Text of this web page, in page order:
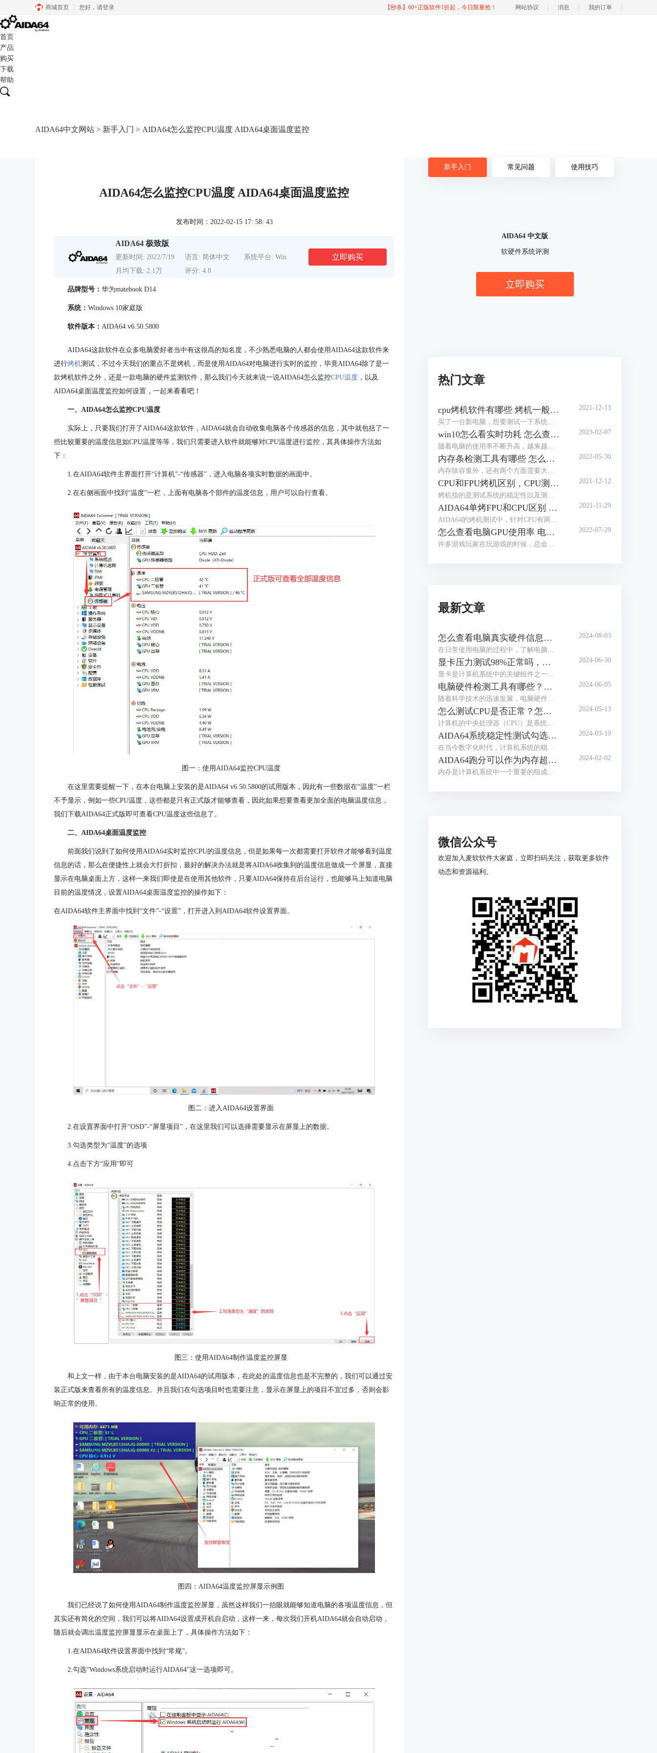
商城首页 您好， 请登录 【秒杀】60+正版软件1折起，今日限量抢！ 网站协议 消息 我的订单
首页
产品
购买
下载
帮助
AIDA64中文网站 > 新手入门 > AIDA64怎么监控CPU温度 AIDA64桌面温度监控
AIDA64怎么监控CPU温度 AIDA64桌面温度监控
发布时间：2022-02-15 17: 58: 43
AIDA64 极致版
更新时间: 2022/7/19 语言: 简体中文
系统平台: Win
月均下载: 2.1万
评分: 4.8
立即购买
品牌型号： 华为matebook D14
系统： Windows 10家庭版
软件版本： AIDA64 v6.50.5800
AIDA64这款软件在众多电脑爱好者当中有这很高的知名度，不少熟悉电脑的人都会使用AIDA64这款软件来
进行烤机测试，不过今天我们的重点不是烤机，而是使用AIDA64对电脑进行实时的监控，毕竟AIDA64除了是一
款烤机软件之外，还是一款电脑的硬件监测软件，那么我们今天就来说一说AIDA64怎么监控CPU温度 ，以及
AIDA64桌面温度监控如何设置，一起来看看吧！
一、AIDA64怎么监控CPU温度
实际上，只要我们打开了AIDA64这款软件，AIDA64就会自动收集电脑各个传感器的信息，其中就包括了一
些比较重要的温度信息如CPU温度等等，我们只需要进入软件就能够对CPU温度进行监控，其具体操作方法如
下：
1.在AIDA64软件主界面打开“计算机”-“传感器”，进入电脑各项实时数据的画面中。
2.在右侧画面中找到“温度”一栏，上面有电脑各个部件的温度信息，用户可以自行查看。
图一：使用AIDA64监控CPU温度
在这里需要提醒一下，在本台电脑上安装的是AIDA64 v6.50.5800的试用版本，因此有一些数据在“温度”一栏
不予显示，例如一些CPU温度，这些都是只有正式版才能够查看，因此如果想要查看更加全面的电脑温度信息，
我们下载AIDA64正式版即可查看CPU温度这些信息了。
二、AIDA64桌面温度监控
前面我们说到了如何使用AIDA64实时监控CPU的温度信息，但是如果每一次都需要打开软件才能够看到温度
信息的话，那么在便捷性上就会大打折扣，最好的解决办法就是将AIDA64收集到的温度信息做成一个屏显，直接
显示在电脑桌面上方，这样一来我们即使是在使用其他软件，只要AIDA64保持在后台运行，也能够马上知道电脑
目前的温度情况，设置AIDA64桌面温度监控的操作如下：
在AIDA64软件主界面中找到“文件”-“设置”，打开进入到AIDA64软件设置界面。
图二：进入AIDA64设置界面
2.在设置界面中打开“OSD”-“屏显项目”，在这里我们可以选择需要显示在屏显上的数据。
3.勾选类型为“温度”的选项
4.点击下方“应用”即可
图三：使用AIDA64制作温度监控屏显
和上文一样，由于本台电脑安装的是AIDA64的试用版本，在此处的温度信息也是不完整的，我们可以通过安
装正式版来查看所有的温度信息。并且我们在勾选项目时也需要注意，显示在屏显上的项目不宜过多，否则会影
响正常的使用。
图四：AIDA64温度监控屏显示例图
我们已经说了如何使用AIDA64制作温度监控屏显，虽然这样我们一抬眼就能够知道电脑的各项温度信息，但
其实还有简化的空间，我们可以将AIDA64设置成开机自启动，这样一来，每次我们开机AIDA64就会自动启动，
随后就会调出温度监控屏显显示在桌面上了，具体操作方法如下：
1.在AIDA64软件设置界面中找到“常规”。
2.勾选“Windows系统启动时运行AIDA64”这一选项即可。
新手入门 常见问题 使用技巧
AIDA64 中文版
软硬件系统评测
立即购买
热门文章
cpu烤机软件有哪些 烤机一般用什么软件
买了一台新电脑，想要测试一下系统的稳定性，对于市场上眼花缭乱的烤机软件，许多网友不知道怎么选择，到底用哪一个软件好，那么小编就来为大家介绍一下烤机软件有哪些，烤机一般用什么软件，，希望可以帮助到网友们少走弯路。
2021-12-13
win10怎么看实时功耗 怎么查看CPU实时功耗
随着电脑的使用率不断升高，越来越多的人开始关心电脑的使用功耗，这有助于用户更好的了解电脑性能，那么应该怎么查看电脑的实时功耗呢？下面就让我们来了解一下win10怎么看实时功耗，怎么查看CPU实时功耗吧！
2023-02-07
内存条检测工具有哪些 怎么测试内存条性能好坏
内存除容量外，还有两个方面需要大家多多关注，一个是内存的读写速度，这与内存的代际，设计密切相关，另一个是内存的颗粒，这与内存能否超频运行密切相关，如何获取这些信息，我们需要借助工具软件，内存条检测工具有哪些？怎么测试内存条性能好坏，本文将分三个小节，向大家做简单介绍。
2022-05-30
CPU和FPU烤机区别，CPU测试FPU好还是CPU好
烤机指的是测试系统的稳定性以及测试电脑的一些极限参数，烤机也被分为单烤和双烤两种方式，其中单烤FPU是能够给电脑CPU最大压力的一种测试，电脑爱好者们通常都会单烤FPU来测试电脑CPU的极限温度。而在常用的烤机软件AIDA64当中明明有单烤CPU的选项，为什么不能直接单烤CPU呢？现在我们就来解答一下我们在烤机的时候究竟应该烤CPU还是FPU，以及烤CPU和FPU的区别，快来一起看看吧！
2021-12-12
AIDA64单烤FPU和CPU区别 ,aida64怎样算烤机通过
AIDA64的烤机测试中，针对CPU有两种不同的烤机方式：CPU压力测试和FPU压力测试。那么使用AIDA64单烤FPU和CPU区别是什么，这两种测试如何进行，分别针对什么应用场景，同时aida64怎样算烤机通过，阅读完本文后，相信各位读者心中都会有清晰的答案。
2021-11-29
怎么查看电脑GPU使用率 电脑GPU使用率多少正常
许多游戏玩家在玩游戏的时候，总会关注到电脑的GPU使用率，因为一但GPU使用率过高的话，就会造成游戏卡顿等现象，那么你知道怎么查看电脑GPU使用率吗？下面就让我们一起来了解一下关于怎么查看电脑GPU使用率，电脑GPU使用率多少正常的内容吧！
2022-07-29
最新文章
怎么查看电脑真实硬件信息，怎么查看电脑硬件内存
在日常使用电脑的过程中，了解电脑的硬件信息是解决问题、升级硬件或进行维护的关键步骤。通过查看电脑的真实硬件信息，我们可以了解处理器、内存、显卡等组件的详细信息，从而更好地了解电脑的性能和使用状况。接下来给大家介绍怎么查看电脑真实硬件信息，怎么查看电脑硬件内存。
2024-08-03
显卡压力测试98%正常吗，显卡压力测试98还能用多久
显卡是计算机系统中的关键组件之一，负责处理图形和图像计算任务。在使用计算机过程中，用户可能会进行显卡压力测试，以评估其性能和稳定性。下面来给大家介绍显卡压力测试98%正常吗，显卡压力测试98还能用多久的内容。
2024-06-30
电脑硬件检测工具有哪些？电脑硬件检测工具哪个好？
随着科学技术的迅速发展，电脑硬件也是处于日新月异的变化，为了充分发挥电脑的性能，我们通常需要使用专业的硬件检测工具。这些工具不仅可以帮助用户了解电脑硬件的状态，还能提供有效的优化建议。接下来给大家介绍电脑硬件检测工具有哪些，电脑硬件检测工具哪个好。
2024-06-05
怎么测试CPU是否正常？怎么测试CPU性能？
计算机的中央处理器（CPU）是系统的心脏，对其性能的影响至关重要。因此，CPU能否正常运转是一个电脑系统工作的关键，下面给大家介绍怎么测试CPU是否正常，怎么测试CPU性能的具体内容。
2024-05-13
AIDA64系统稳定性测试勾选哪几个？AIDA64系统稳定性测试要多久？
在当今数字化时代，计算机系统的稳定性对于用户体验和工作效率至关重要。AIDA64是一款强大的系统测试工具，通过其系统稳定性测试功能，用户能够全面评估计算机的性能和稳定性。而在进行AIDA64软件进行系统稳定性测试时，选择合适的项目十分重要，下面给大家介绍AIDA64系统稳定性测试勾选哪几个，AIDA64系统稳定性测试要多久的具体内容。
2024-03-19
AIDA64跑分可以作为内存超频依据么 为什么内存跑分低
内存是计算机系统中一个重要的组成部分，其性能直接影响着整个系统的运行效率。为了更好地优化和评估内存系统的性能，人们设计了内存基准测试这一方法。内存基准测试通过设计不同的测试场景和工作负载，来模拟和衡量实际应用场景下内存的各种性能指标，从而为内存系统的优化提供依据。那AIDA64跑分可以作为内存超频依据么？为什么内存跑分低，本文向大家作简单介绍。
2024-02-02
微信公众号
欢迎加入麦软软件大家庭，立即扫码关注，获取更多软件
动态和资源福利。